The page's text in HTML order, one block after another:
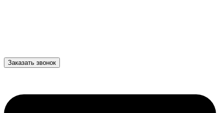
Заказать звонок